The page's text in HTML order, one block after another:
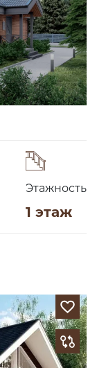
Этажность
1 этаж